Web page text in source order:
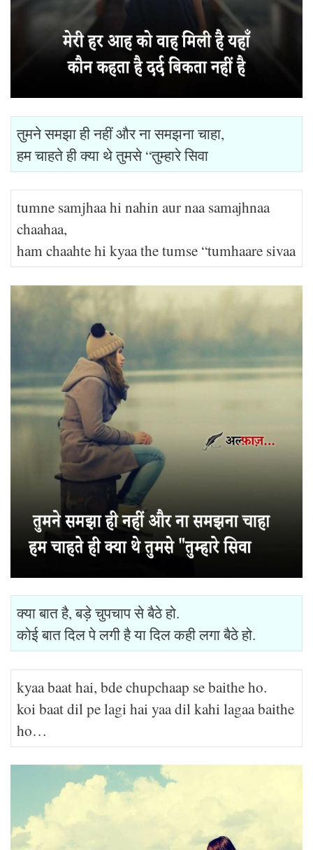
तुमने समझा ही नहीं और ना समझना चाहा,
हम चाहते ही क्या थे तुमसे “तुम्हारे सिवा
tumne samjhaa hi nahin aur naa samajhnaa
chaahaa,
ham chaahte hi kyaa the tumse “tumhaare sivaa
क्या बात है, बड़े चुपचाप से बैठे हो.
कोई बात दिल पे लगी है या दिल कही लगा बैठे हो.
kyaa baat hai, bde chupchaap se baithe ho.
koi baat dil pe lagi hai yaa dil kahi lagaa baithe
ho…